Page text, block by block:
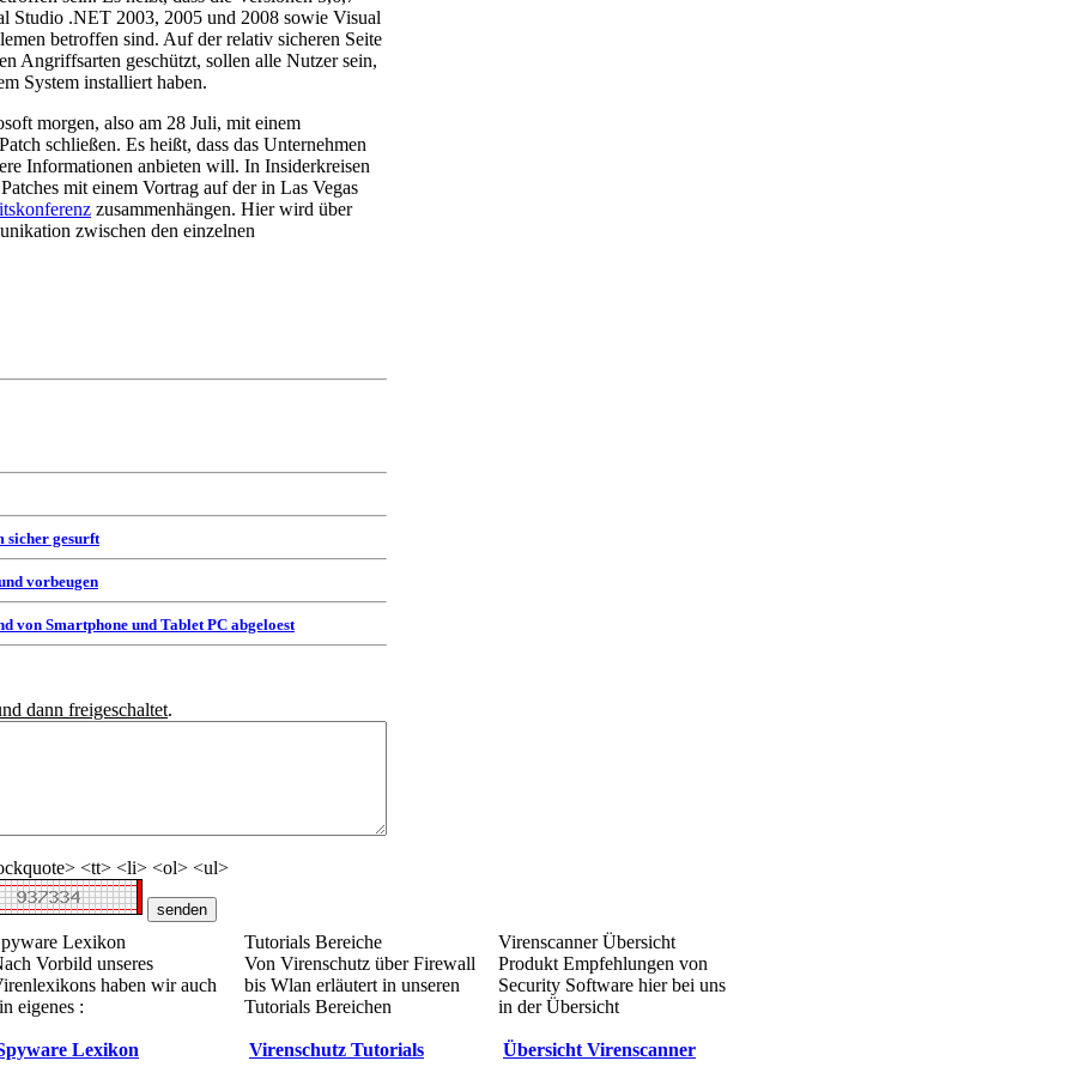
Studio .NET 2003, 2005 und 2008 sowie Visual
betroffen sind. Auf der relativ sicheren Seite
Angriffsarten geschützt, sollen alle Nutzer sein,
System installiert haben.
morgen, also am 28 Juli, mit einem
schließen. Es heißt, dass das Unternehmen
Informationen anbieten will. In Insiderkreisen
mit einem Vortrag auf der in Las Vegas
zusammenhängen. Hier wird über
zwischen den einzelnen
sicher gesurft
vorbeugen
von Smartphone und Tablet PC abgeloest
dann freigeschaltet.
<tt> <li> <ol> <ul>
Lexikon
Vorbild unseres
haben wir auch
eigenes :
Lexikon
Tutorials Bereiche
Von Virenschutz über Firewall
bis Wlan erläutert in unseren
Tutorials Bereichen
Virenschutz Tutorials
Virenscanner Übersicht
Produkt Empfehlungen von
Security Software hier bei uns
in der Übersicht
Übersicht Virenscanner